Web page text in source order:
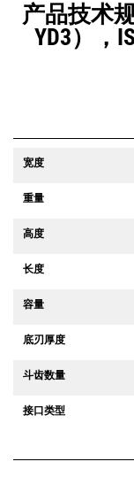
产品技术
YD3），
宽度
重量
高度
长度
容量
底刃厚度
斗齿数量
接口类型